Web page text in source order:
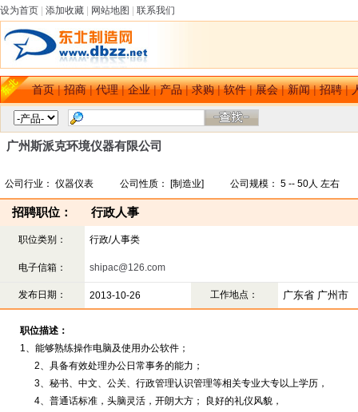
设为首页 添加收藏 网站地图 联系我们
首页|招商|代理|企业|产品|求购|软件|展会|新闻|招聘|
广州斯派克环境仪器有限公司
公司行业： 仪器仪表 公司性质： [制造业] 公司规模： 5 -- 50人 左右
招聘职位： 行政人事
职位类别： 行政/人事类
电子信箱： shipac@126.com
发布日期： 2013-10-26 工作地点： 广东省 广州市
职位描述：
1、能够熟练操作电脑及使用办公软件；
2、具备有效处理办公日常事务的能力；
3、秘书、中文、公关、行政管理认识管理等相关专业大专以上学历，
4、普通话标准，头脑灵活，开朗大方； 良好的礼仪风貌，